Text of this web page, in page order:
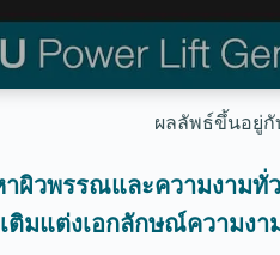
ผลลัพธ์ขึ้นอยู่
ผิวพรรณและความงามทั่
ติมแต่งเอกลักษณ์ความง